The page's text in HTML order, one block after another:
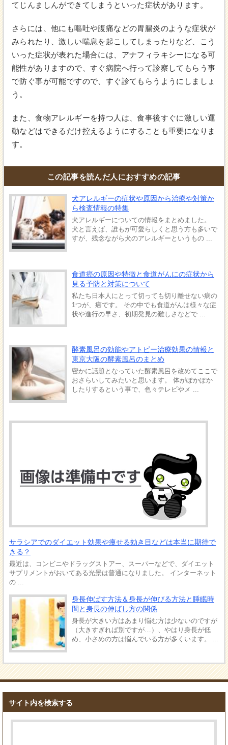
てじんましんができてしまうといった症状があります。
さらには、他にも嘔吐や腹痛などの胃腸炎のような症状が
みられたり、激しい喘息を起こしてしまったりなど、こう
いった症状が表れた場合には、アナフィラキシーになる可
能性がありますので、すぐ病院へ行って診察してもらう事
で防ぐ事が可能ですので、すぐ診てもらうようにしましょ
う。
また、食物アレルギーを持つ人は、食事後すぐに激しい運
動などはできるだけ控えるようにすることも重要になりま
す。
この記事を読んだ人におすすめの記事
犬アレルギーの症状や原因から治療や対策か
ら検査情報の特集
犬アレルギーについての情報をまとめました。
犬と言えば、誰もが可愛らしくと思う方も多いで
すが、残念ながら犬のアレルギーというもの ...
食道癌の原因や特徴と食道がんにの症状から
見る予防と対策について
私たち日本人にとって切っても切り離せない病の
1つが、癌です。 その中でも食道がんは様々な症
状や進行の早さ、初期発見の難しさなどで ...
酵素風呂の効能やアトピー治療効果の情報と
東京大阪の酵素風呂のまとめ
密かに話題となっていた酵素風呂を改めてここで
おさらいしてみたいと思います。 体がぽかぽか
したりするという事で、色々テレビやメ ...
サラシアでのダイエット効果や痩せる効き目などは本当に期待で
きる？
最近は、コンビニやドラッグストアー、スーパーなどで、ダイエット
サプリメントがおいてある光景は普通になりました。 インターネット
の ...
身長伸ばす方法＆身長が伸びる方法と睡眠時
間と身長の伸ばし方の関係
身長が大きい方はあまり悩む方は少ないのですが
（大きすぎれば別ですが…）、やはり身長が低
め、小さめの方は悩んでいる方が多くいます。 ...
サイト内を検索する